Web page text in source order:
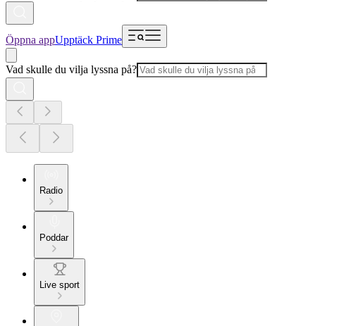
Öppna appUpptäck Prime
Vad skulle du vilja lyssna på?
Radio
Poddar
Live sport